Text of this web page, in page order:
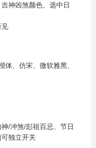
神凶煞颜色、选中日
见
体、仿宋、微软雅黑、
/冲煞/彭祖百忌、节日
独立开关